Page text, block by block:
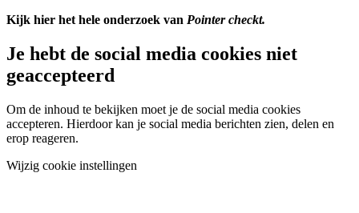
Kijk hier het hele onderzoek van Pointer checkt.
Je hebt de social media cookies niet
geaccepteerd
Om de inhoud te bekijken moet je de social media cookies
accepteren. Hierdoor kan je social media berichten zien, delen en
erop reageren.
Wijzig cookie instellingen